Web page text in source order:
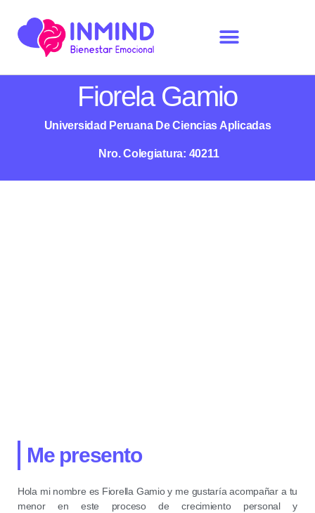
Fiorela Gamio
Universidad Peruana De Ciencias Aplicadas
Nro. Colegiatura: 40211
Me presento
Hola mi nombre es Fiorella Gamio y me gustaría acompañar a tu
menor en este proceso de crecimiento personal y